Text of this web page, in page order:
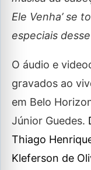
Ele Venha’ se
especiais
O áudio e
gravados ao
em Belo
Júnior Guedes.
Thiago
Kleferson de